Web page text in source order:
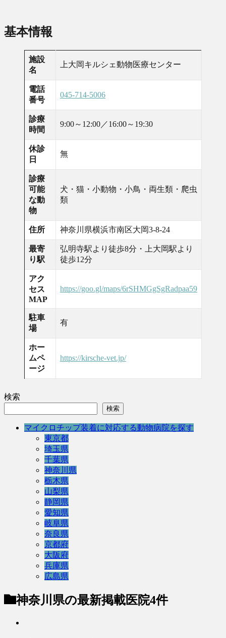
基本情報
施設
名
上大岡キルシェ動物医療センター
電話
番号
045-714-5006
診療
時間
9:00～12:00／16:00～19:30
休診
日
無
診療
可能
な動
物
犬・猫・小動物・小鳥・両生類・爬虫
類
住所 神奈川県横浜市南区大岡3-8-24
最寄
り駅
弘明寺駅より徒歩8分・上大岡駅より
徒歩12分
アク
セス
MAP
https://goo.gl/maps/6rSHMGgSgRadpaa59
駐車
場
有
ホー
ムペ
ージ
https://kirsche-vet.jp/
検索
検索
マイクロチップ装着に対応する動物病院を探す
東京都
埼玉県
千葉県
神奈川県
栃木県
山梨県
静岡県
愛知県
岐阜県
奈良県
京都府
大阪府
兵庫県
広島県
神奈川県の最新掲載医院4件